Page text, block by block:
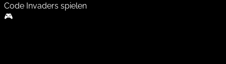
Code Invaders spielen
🎮